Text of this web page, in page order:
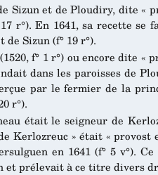
Sizun et de Ploudiry, dite «
17 r°). En 1641, sa recette
Sizun (f° 19 r°).
f° 1 r°) ou encore dite
dans les paroisses de
par le fermier de la
r°).
était le seigneur de
Kerlozreuc » était «
en 1641 (f° 5 v°).
prélevait à ce titre divers